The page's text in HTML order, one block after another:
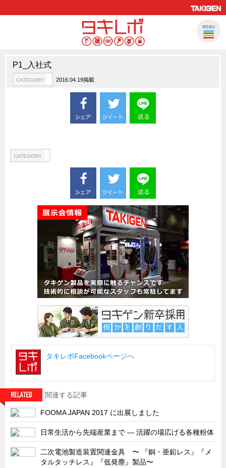
CATEGORY
新製品ロケットニュース
ハイセキュリティ錠前TAKシリーズ
CFRP（炭素繊維強化プラスチック）
ソリューション
船舶・港湾設備
試作・特注品の事例集
SDGs配慮・脱炭素
省力化製品
配電盤・分電盤・キュービクル
医療・福祉・介護関連
ロボット・自動化装置関連
二次電池関連
EV・PHEV充電器関連
再生可能エネルギー
農業関連
半導体製造装置関連
共同溝・無電柱化関連
サーバーラック・エンクロジャー
P1_入社式
CATEGORY 2016.04.19掲載
CATEGORY
タキレポFacebookページへ
関連する記事
FOOMA JAPAN 2017 に出展しました
日常生活から先端産業まで ― 活躍の場広げる各種粉体
二次電池製造装置関連金具 〜 『銅・亜鉛レス』『メ
タルタッチレス』『低発塵』製品〜